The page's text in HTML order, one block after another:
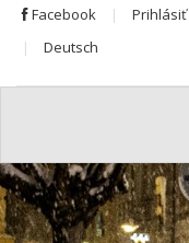
Facebook Prihlásiť
Deutsch